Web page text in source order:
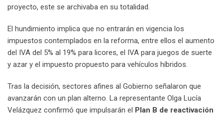
proyecto, este se archivaba en su totalidad.
El hundimiento implica que no entrarán en vigencia los
impuestos contemplados en la reforma, entre ellos el aumento
del IVA del 5% al 19% para licores, el IVA para juegos de suerte
y azar y el impuesto propuesto para vehículos híbridos.
Tras la decisión, sectores afines al Gobierno señalaron que
avanzarán con un plan alterno. La representante Olga Lucía
Velázquez confirmó que impulsarán el Plan B de reactivación